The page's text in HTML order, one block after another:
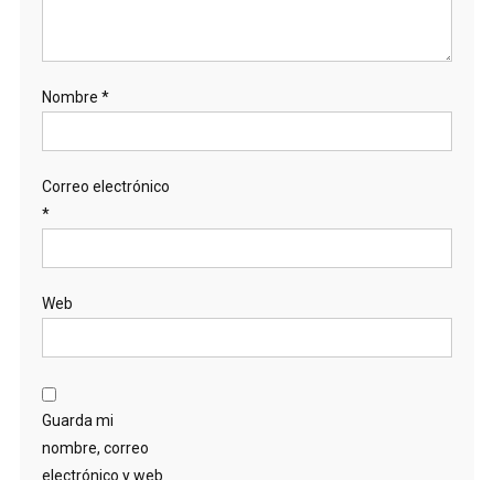
Nombre *
Correo electrónico
*
Web
Guarda mi
nombre, correo
electrónico y web